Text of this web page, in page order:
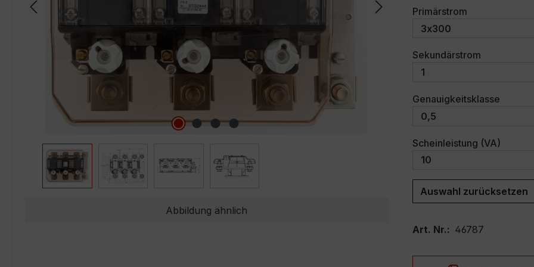
Abbildung ähnlich
Primärstrom
Sekundärstrom
Genauigkeitsklasse
Scheinleistung (VA)
Auswahl zurücksetzen
Art. Nr.: 46787